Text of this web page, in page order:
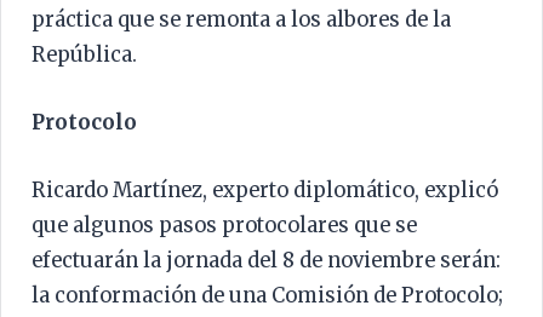
práctica que se remonta a los albores de la
República.
Protocolo
Ricardo Martínez, experto diplomático, explicó
que algunos pasos protocolares que se
efectuarán la jornada del 8 de noviembre serán:
la conformación de una Comisión de Protocolo;